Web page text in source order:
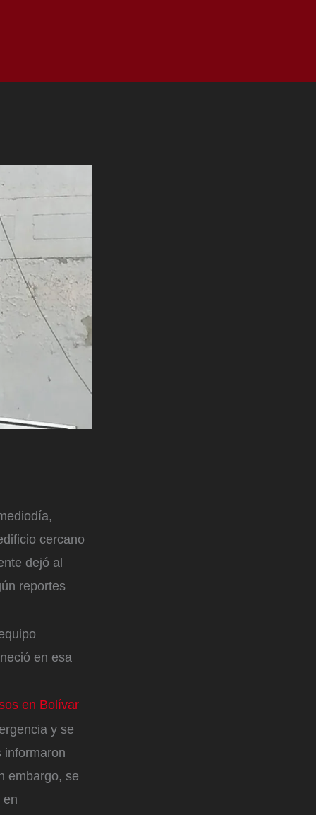
cercano
dejó al
reportes
en esa
en Bolívar
y se
informaron
embargo, se
en